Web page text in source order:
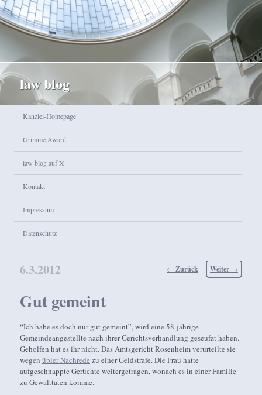
law blog
Zum Inhalt wechseln
Zum sekundären Inhalt wechseln
Kanzlei-Homepage
Grimme Award
law blog auf X
Kontakt
Impressum
Datenschutz
Beitragsnavigation
← Zurück Weiter →
Gut gemeint
6.3.2012
“Ich habe es doch nur gut gemeint”, wird eine 58-jährige
Gemeindeangestellte nach ihrer Gerichtsverhandlung geseufzt haben.
Geholfen hat es ihr nicht. Das Amtsgericht Rosenheim verurteilte sie
wegenübler Nachrede zu einer Geldstrafe. Die Frau hatte
aufgeschnappte Gerüchte weitergetragen, wonach es in einer Familie
zu Gewalttaten komme.